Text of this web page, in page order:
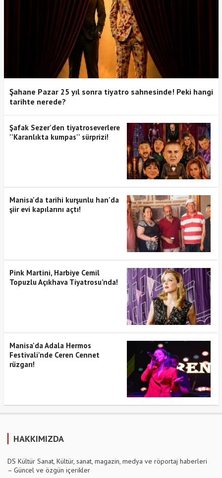
Şahane Pazar 25 yıl sonra tiyatro sahnesinde! Peki hangi
tarihte nerede?
Şafak Sezer'den tiyatroseverlere
''Karanlıkta kumpas'' sürprizi!
Manisa'da tarihi kurşunlu han'da
şiir evi kapılarını açtı!
Pink Martini, Harbiye Cemil
Topuzlu Açıkhava Tiyatrosu’nda!
Manisa'da Adala Hermos
Festivali'nde Ceren Cennet
rüzgarı!
HAKKIMIZDA
DS Kültür Sanat, Kültür, sanat, magazin, medya ve röportaj haberleri
– Güncel ve özgün içerikler